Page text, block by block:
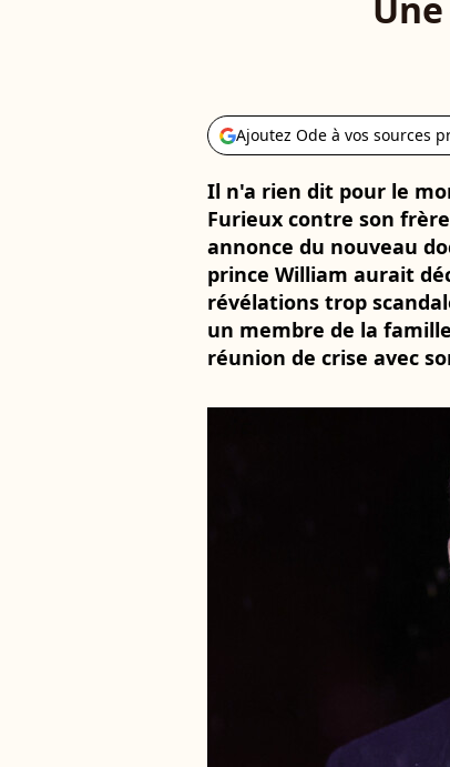
Ajoutez Ode à vos sources
Il n'a rien dit pour le
Furieux contre son
annonce du nouveau
prince William aurait
révélations trop
un membre de la
réunion de crise avec